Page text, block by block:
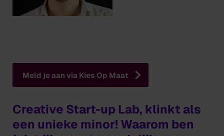
Meld je aan via Kies Op Maat
Creative Start-up Lab, klinkt als
een unieke minor! Waarom ben